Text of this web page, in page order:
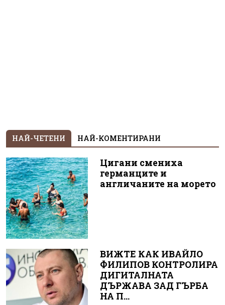
НАЙ-ЧЕТЕНИ НАЙ-КОМЕНТИРАНИ
Цигани смениха
германците и
англичаните на морето
ВИЖТЕ КАК ИВАЙЛО
ФИЛИПОВ КОНТРОЛИРА
ДИГИТАЛНАТА
ДЪРЖАВА ЗАД ГЪРБА
НА П...